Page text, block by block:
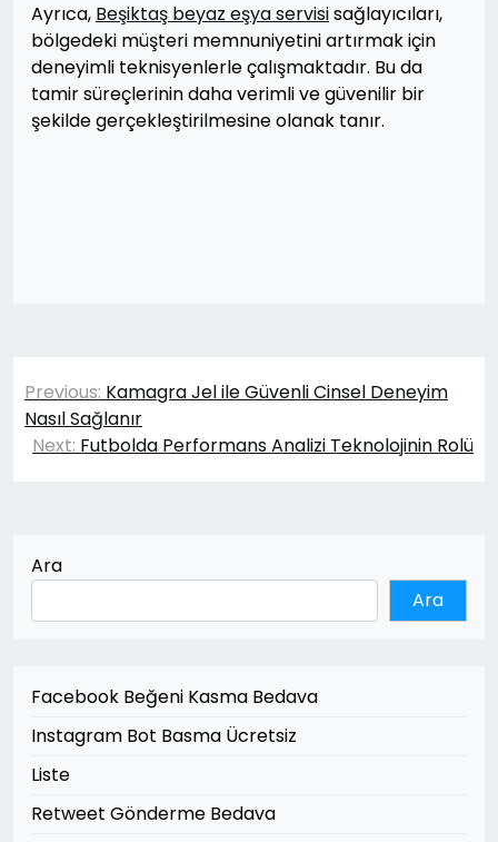
Ayrıca, Beşiktaş beyaz eşya servisisağlayıcıları,
bölgedeki müşteri memnuniyetini artırmak için
deneyimli teknisyenlerle çalışmaktadır. Bu da
tamir süreçlerinin daha verimli ve güvenilir bir
şekilde gerçekleştirilmesine olanak tanır.
Yazı
gezinmesi
Previous: Kamagra Jel ile Güvenli Cinsel Deneyim
Nasıl Sağlanır
Next: Futbolda Performans Analizi Teknolojinin Rolü
Ara
Ara
Facebook Beğeni Kasma Bedava
Instagram Bot Basma Ücretsiz
Liste
Retweet Gönderme Bedava